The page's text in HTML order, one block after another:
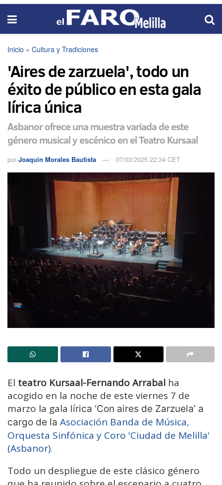
Inicio » Cultura y Tradiciones
'Aires de zarzuela', todo un
éxito de público en esta gala
lírica única
Asbanor ofrece una muestra variada de este
género musical y escénico en el Teatro Kursaal
por Joaquín Morales Bautista 07/03/2025 22:34 CET
El teatro Kursaal-Fernando Arrabal ha
acogido en la noche de este viernes 7 de
marzo la gala lírica ‘Con aires de Zarzuela’ a
cargo de la Asociación Banda de Música,
Orquesta Sinfónica y Coro 'Ciudad de Melilla'
(Asbanor).
Todo un despliegue de este clásico género